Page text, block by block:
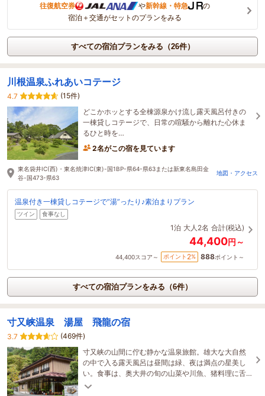
往復航空券 や新幹線・特急
の
宿泊＋交通がセットのプランをみる
すべての宿泊プランをみる（26件）
川根温泉ふれあいコテージ
4.7
(15件)
どこかホッとする全棟源泉かけ流し露天風呂付きの
一棟貸しコテージで、日常の喧騒から離れた心休ま
るひと時を…
2名がこの宿を見ています
東名袋井IC(西)・東名焼津IC(東)-国1BP-県64-県63または新東名島田金
谷-国473-県63
地図・アクセス
温泉付き一棟貸しコテージで”湯”ったり♪素泊まりプラン
ツイン 食事なし
1泊 大人2名 合計(税込)
44,400円～
44,400スコア～ ポイント 2% 888ポイント～
すべての宿泊プランをみる（6件）
寸又峡温泉 湯屋 飛龍の宿
3.7
(469件)
寸又峡の山間に佇む静かな温泉旅館。雄大な大自然
の中で入る露天風呂は昼間は緑、夜は満点の星美し
い。食事は、奥大井の旬の山菜や川魚、猪料理に舌
鼓！五感で四季をたのしむ癒しのお宿。